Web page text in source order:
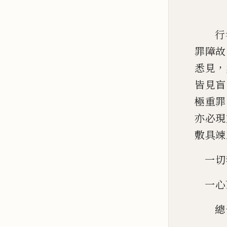
罪障故
悉見 ，
皆見盲
極重罪
亦必
敷具
一
一